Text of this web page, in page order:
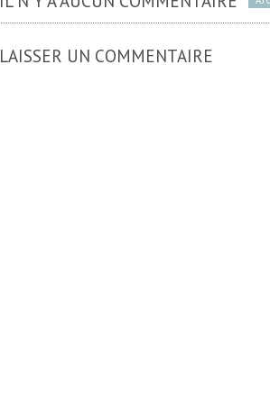
LAISSER UN COMMENTAIRE